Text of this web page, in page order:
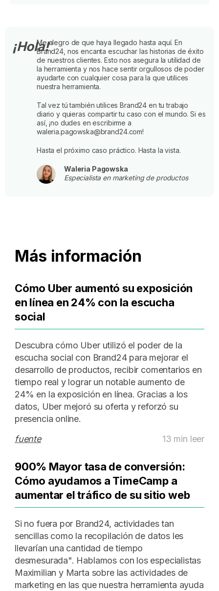
¡Hola!Me alegro de que haya llegado hasta aquí. En
Brand24, nos encanta escuchar las historias de éxito
de nuestros clientes. Esto nos asegura la utilidad de
la herramienta y nos hace sentir orgullosos de poder
ayudarte con cualquier cosa para la que utilices
nuestra herramienta.
Tal vez tú también utilices Brand24 en tu trabajo
diario y quieras compartir tu caso con el mundo. Si es
así, ¡no dudes en escribirme a
waleria.pagowska@brand24.com!
Hasta el próximo caso práctico. Hasta la vista.
Waleria Pagowska
Especialista en marketing de productos
Más información
Cómo Uber aumentó su exposición
en línea en 24% con la escucha
social
Descubra cómo Uber utilizó el poder de la
escucha social con Brand24 para mejorar el
desarrollo de productos, recibir comentarios en
tiempo real y lograr un notable aumento de
24% en la exposición en línea. Gracias a los
datos, Uber mejoró su oferta y reforzó su
presencia online.
fuente
13 min leer
900% Mayor tasa de conversión:
Cómo ayudamos a TimeCamp a
aumentar el tráfico de su sitio web
Si no fuera por Brand24, actividades tan
sencillas como la recopilación de datos les
llevarían una cantidad de tiempo
desmesurada". Hablamos con los especialistas
Maximilian y Marta sobre las actividades de
marketing en las que nuestra herramienta ayuda